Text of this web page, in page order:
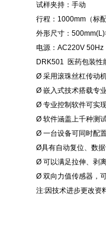
试样夹持：手动
行程：1000mm（标
外形尺寸：
电源：AC220V 50Hz
DRK501 医药包装性
Ø 采用滚珠丝杠传动
Ø 嵌入式技术搭载专
Ø 专业控制软件可实
Ø 软件涵盖上千种测
Ø 一台设备可同时配
Ø具有自动复位、数
Ø 可以满足拉伸、剥
Ø 双向力值传感器，
注:因技术进步更改资